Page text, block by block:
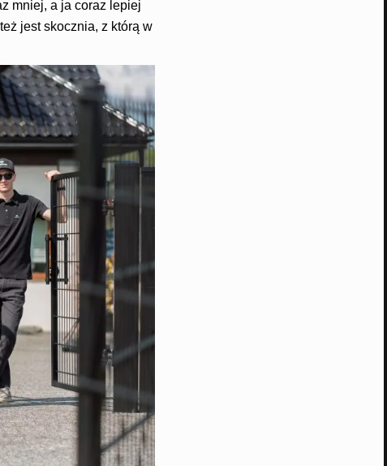
mniej, a ja coraz lepiej
jest skocznia, z którą w